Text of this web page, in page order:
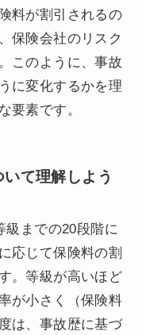
料が割引されるの
保険会社のリスク
このように、事故
に変化するかを理
要素です。
て理解しよう
級までの20段階に
応じて保険料の割
。等級が高いほど
が小さく（保険料
は、事故歴に基づ